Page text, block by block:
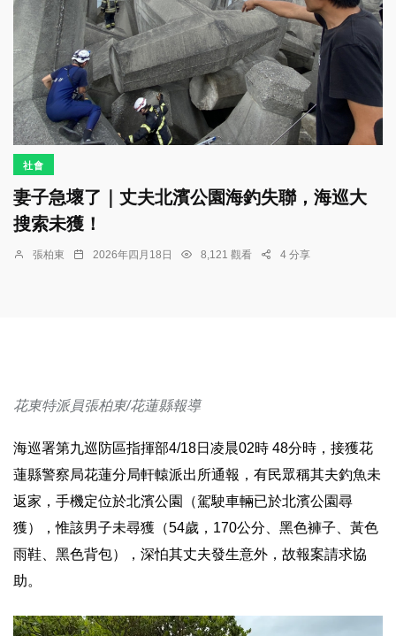
社會
妻子急壞了｜丈夫北濱公園海釣失聯，海巡大
搜索未獲！
張柏東 2026年四月18日 8,121 觀看 4 分享
花東特派員張柏東/花蓮縣報導
海巡署第九巡防區指揮部4/18日凌晨02時 48分時，接獲花
蓮縣警察局花蓮分局軒轅派出所通報，有民眾稱其夫釣魚未
返家，手機定位於北濱公園（駕駛車輛已於北濱公園尋
獲），惟該男子未尋獲（54歲，170公分、黑色褲子、黃色
雨鞋、黑色背包），深怕其丈夫發生意外，故報案請求協
助。